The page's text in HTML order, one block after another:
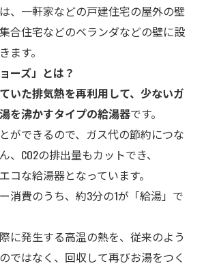
、一軒家などの戸建住宅の屋外の壁
合住宅などのベランダなどの壁に設
ます。
ーズ」とは？
いた排気熱を再利用して、少ないガ
を沸かすタイプの給湯器です。
ができるので、ガス代の節約につな
、CO2の排出量もカットでき、
コな給湯器となっています。
消費のうち、約3分の1が「給湯」で
に発生する高温の熱を、従来のよう
ではなく、回収して再びお湯をつく